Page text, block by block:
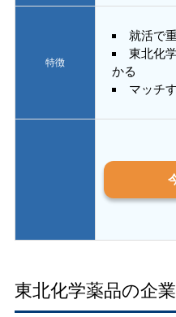
特徴
就活で
東北化
かる
マッチ
東北化学薬品の企